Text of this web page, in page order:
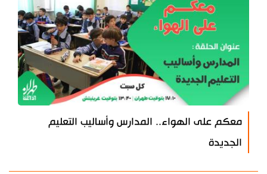
معكم على الهواء.. المدارس وأساليب التعليم
الجديدة